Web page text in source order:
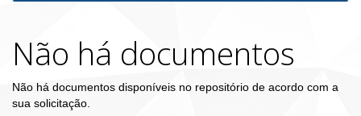
Não há documentos
Não há documentos disponíveis no repositório de acordo com a
sua solicitação.